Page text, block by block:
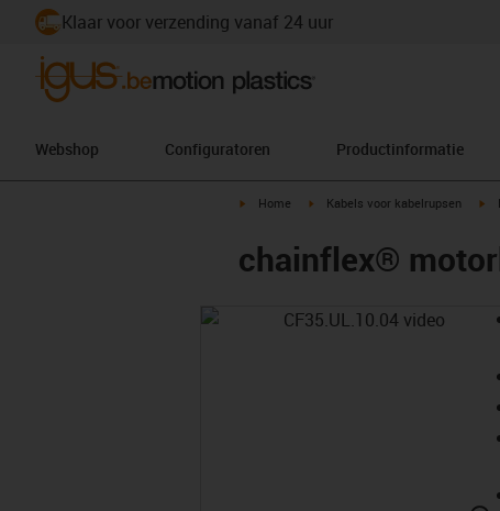
Klaar voor verzending vanaf 24 uur
Webshop Configuratoren Productinformatie
igus-icon-arrow-right
Home igus-icon-arrow-right
Kabels voor kabelrupsen
chainflex®